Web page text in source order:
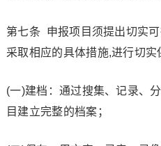
第七条 申报项目须提出切实
采取相应的具体措施,进行切实
(一)建档：通过搜集、记录、
目建立完整的档案；